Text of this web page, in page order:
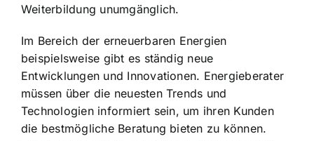
Weiterbildung unumgänglich.
Im Bereich der erneuerbaren Energien
beispielsweise gibt es ständig neue
Entwicklungen und Innovationen. Energieberater
müssen über die neuesten Trends und
Technologien informiert sein, um ihren Kunden
die bestmögliche Beratung bieten zu können.